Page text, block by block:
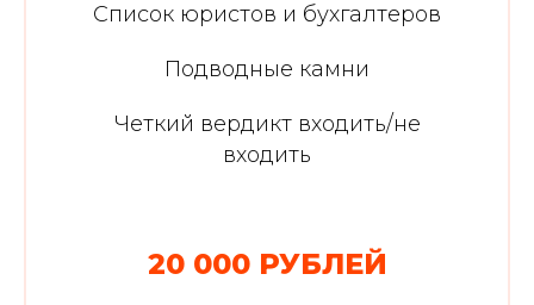
Список юристов и бухгалтеров
Подводные камни
Четкий вердикт входить/не
входить
20 000 РУБЛЕЙ